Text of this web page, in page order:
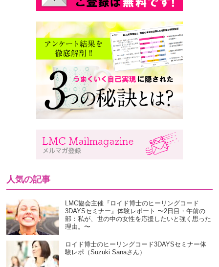
人気の記事
LMC協会主催『ロイド博士のヒーリングコード
3DAYSセミナー』体験レポート 〜2日目・午前の
部：私が、世の中の女性を応援したいと強く思った
理由。〜
ロイド博士のヒーリングコード3DAYSセミナー体
験レポ（Suzuki Sanaさん）